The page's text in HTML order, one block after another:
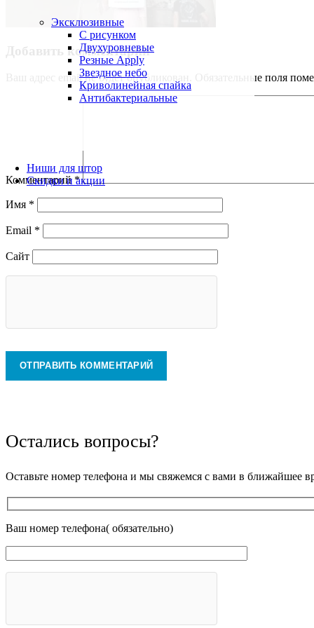
Эксклюзивные
С рисунком
Двухуровневые
Резные Apply
Звездное небо
Криволинейная спайка
Антибактериальные
Ниши для штор
Скидки и акции
Добавить комментарий
Ваш адрес email не будет опубликован. Обязательные поля
Комментарий *
Имя *
Email *
Сайт
Остались вопросы?
Оставьте номер телефона и мы свяжемся с вами в ближайшее
Ваш номер телефона( обязательно)